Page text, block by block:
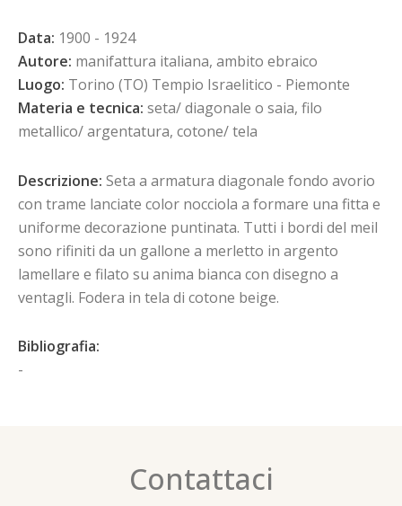
Data: 1900 - 1924
Autore: manifattura italiana, ambito ebraico
Luogo: Torino (TO) Tempio Israelitico - Piemonte
Materia e tecnica: seta/ diagonale o saia, filo
metallico/ argentatura, cotone/ tela
Descrizione: Seta a armatura diagonale fondo avorio
con trame lanciate color nocciola a formare una fitta e
uniforme decorazione puntinata. Tutti i bordi del meil
sono rifiniti da un gallone a merletto in argento
lamellare e filato su anima bianca con disegno a
ventagli. Fodera in tela di cotone beige.
Bibliografia:
-
Contattaci